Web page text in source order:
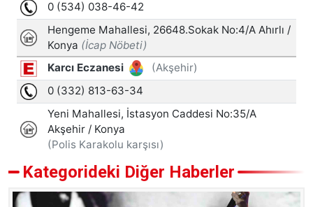
Kategorideki Diğer Haberler